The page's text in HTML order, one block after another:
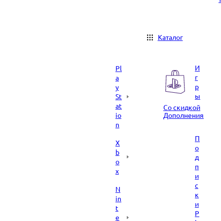
Каталог
Pl
a
y
St
at
io
n
X
b
o
x
N
in
t
e
И
г
р
ы
Со скидкой
Дополнения
П
о
д
п
и
с
к
и
P